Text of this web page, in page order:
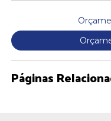
Páginas